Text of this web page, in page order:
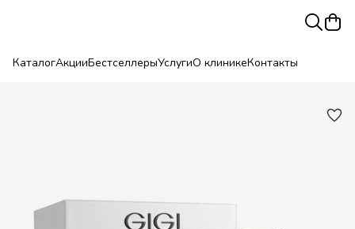
КаталогАкцииБестселлерыУслугиО клиникеКонтакты